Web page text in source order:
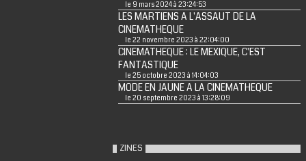
le 9 mars 2024 à 23:24:53
LES MARTIENS A L'ASSAUT DE LA
CINEMATHEQUE
le 22 novembre 2023 à 22:04:00
CINEMATHEQUE : LE MEXIQUE, C'EST
FANTASTIQUE
le 25 octobre 2023 à 14:04:03
MODE EN JAUNE A LA CINEMATHEQUE
le 20 septembre 2023 à 13:28:09
ZINES